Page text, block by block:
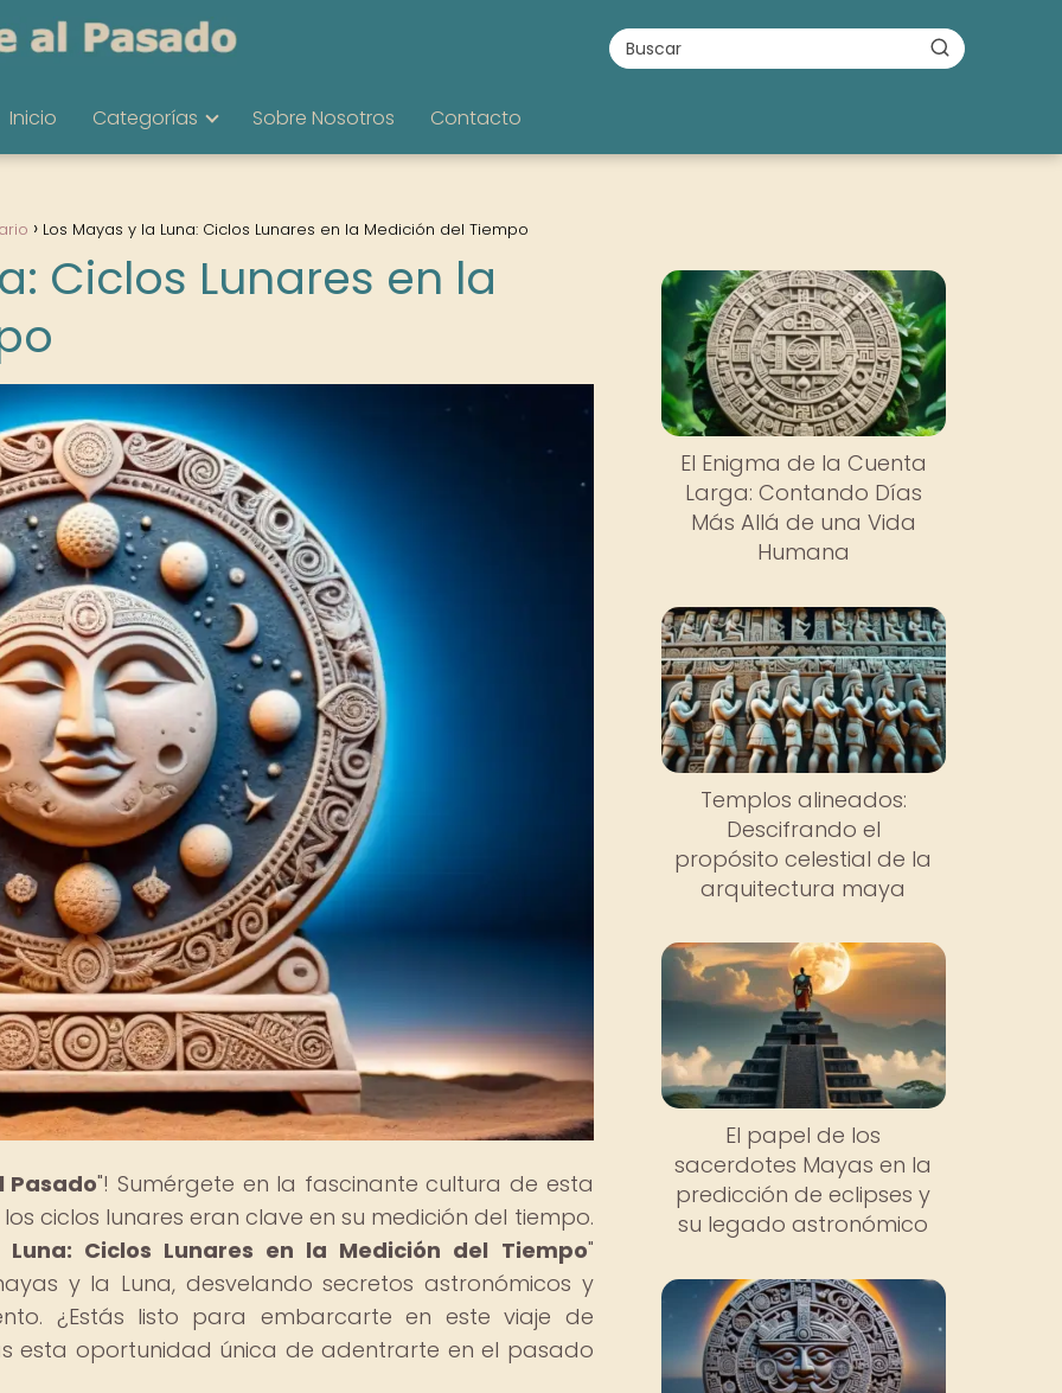
Inicio Categorías Sobre Nosotros Contacto
Los Mayas y la Luna: Ciclos Lunares en la Medición del Tiempo
Ciclos Lunares en la
Pasado"! Sumérgete en la fascinante cultura de esta
ciclos lunares eran clave en su medición del tiempo.
Ciclos Lunares en la Medición del Tiempo"
y la Luna, desvelando secretos astronómicos y
¿Estás listo para embarcarte en este viaje de
esta oportunidad única de adentrarte en el pasado
El Enigma de la Cuenta
Larga: Contando Días
Más Allá de una Vida
Humana
Templos alineados:
Descifrando el
propósito celestial de la
arquitectura maya
El papel de los
sacerdotes Mayas en la
predicción de eclipses y
su legado astronómico